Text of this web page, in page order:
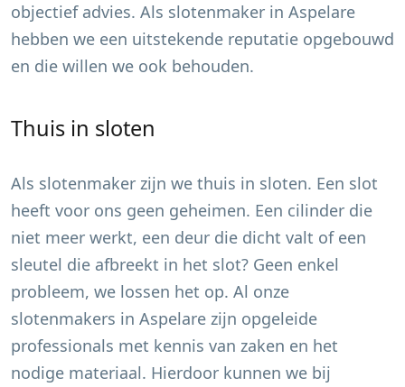
objectief advies. Als slotenmaker in Aspelare
hebben we een uitstekende reputatie opgebouwd
en die willen we ook behouden.
Thuis in sloten
Als slotenmaker zijn we thuis in sloten. Een slot
heeft voor ons geen geheimen. Een cilinder die
niet meer werkt, een deur die dicht valt of een
sleutel die afbreekt in het slot? Geen enkel
probleem, we lossen het op. Al onze
slotenmakers in Aspelare zijn opgeleide
professionals met kennis van zaken en het
nodige materiaal. Hierdoor kunnen we bij